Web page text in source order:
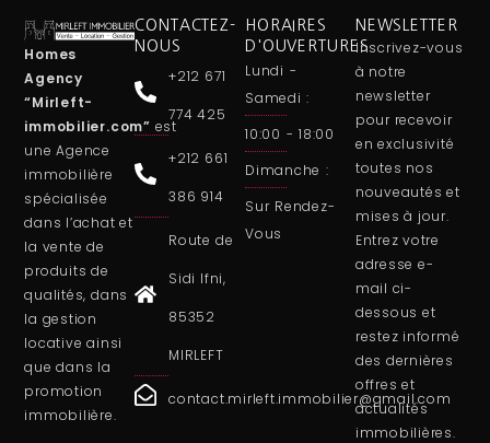
Homes
Agency
“Mirleft-
immobilier.com” est
une Agence
immobilière
spécialisée
dans l’achat et
la vente de
produits de
qualités, dans
la gestion
locative ainsi
que dans la
promotion
immobilière.
CONTACTEZ-
NOUS
+212 671
774 425
+212 661
386 914
Route de
Sidi Ifni,
85352
MIRLEFT
contact.mirleft.immobilier@gmail.com
HORAIRES
D'OUVERTURES
Lundi -
Samedi :
10:00 - 18:00
Dimanche :
Sur Rendez-
Vous
NEWSLETTER
Inscrivez-vous
à notre
newsletter
pour recevoir
en exclusivité
toutes nos
nouveautés et
mises à jour.
Entrez votre
adresse e-
mail ci-
dessous et
restez informé
des dernières
offres et
actualités
immobilières.